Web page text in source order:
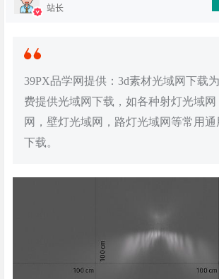
站长
39PX品学网提供：3d素材光域网下载
费提供光域网下载，如各种射灯光域
网，壁灯光域网，路灯光域网等常用
下载。